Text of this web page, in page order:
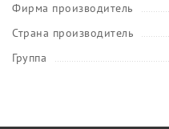
Фирма производитель
Страна производитель
Группа